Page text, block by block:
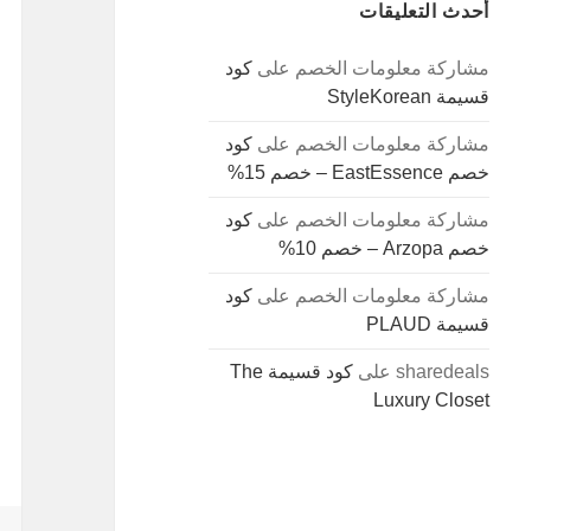
أحدث التعليقات
مشاركة معلومات الخصم علىكود
قسيمة StyleKorean
مشاركة معلومات الخصم علىكود
خصم EastEssence – خصم 15%
مشاركة معلومات الخصم علىكود
خصم Arzopa – خصم 10%
مشاركة معلومات الخصم علىكود
قسيمة PLAUD
sharedeals على
كود قسيمة The
Luxury Closet